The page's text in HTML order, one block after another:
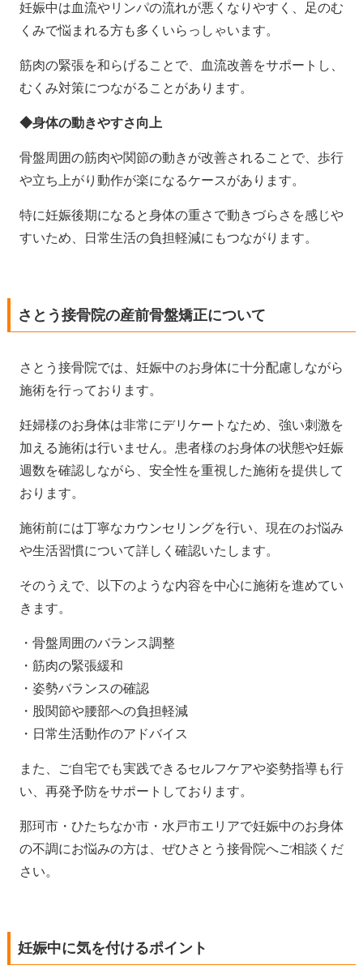
妊娠中は血流やリンパの流れが悪くなりやすく、足のむ
くみで悩まれる方も多くいらっしゃいます。
筋肉の緊張を和らげることで、血流改善をサポートし、
むくみ対策につながることがあります。
◆身体の動きやすさ向上
骨盤周囲の筋肉や関節の動きが改善されることで、歩行
や立ち上がり動作が楽になるケースがあります。
特に妊娠後期になると身体の重さで動きづらさを感じや
すいため、日常生活の負担軽減にもつながります。
さとう接骨院の産前骨盤矯正について
さとう接骨院では、妊娠中のお身体に十分配慮しながら
施術を行っております。
妊婦様のお身体は非常にデリケートなため、強い刺激を
加える施術は行いません。患者様のお身体の状態や妊娠
週数を確認しながら、安全性を重視した施術を提供して
おります。
施術前には丁寧なカウンセリングを行い、現在のお悩み
や生活習慣について詳しく確認いたします。
そのうえで、以下のような内容を中心に施術を進めてい
きます。
・骨盤周囲のバランス調整
・筋肉の緊張緩和
・姿勢バランスの確認
・股関節や腰部への負担軽減
・日常生活動作のアドバイス
また、ご自宅でも実践できるセルフケアや姿勢指導も行
い、再発予防をサポートしております。
那珂市・ひたちなか市・水戸市エリアで妊娠中のお身体
の不調にお悩みの方は、ぜひさとう接骨院へご相談くだ
さい。
妊娠中に気を付けるポイント